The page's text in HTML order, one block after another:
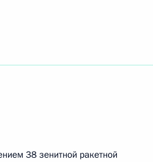
38 зенитной ракетной